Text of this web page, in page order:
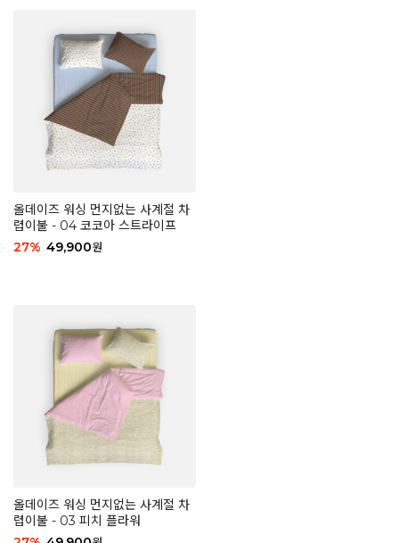
올데이즈 워싱 먼지없는 사계절 차
렵이불 - 04 코코아 스트라이프
27% 49,900원
올데이즈 워싱 먼지없는 사계절 차
렵이불 - 03 피치 플라워